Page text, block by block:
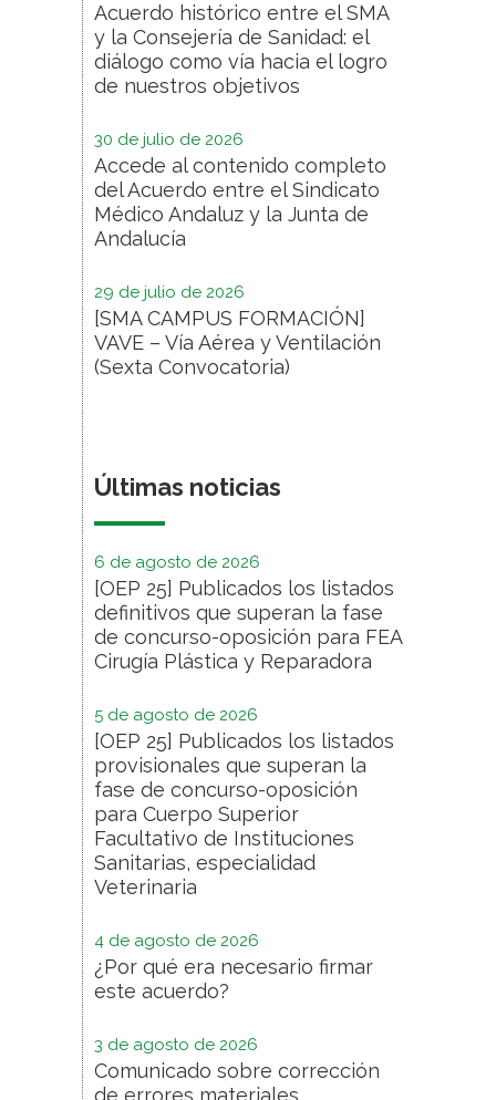
Acuerdo histórico entre el SMA
y la Consejería de Sanidad: el
diálogo como vía hacia el logro
de nuestros objetivos
30 de julio de 2026
Accede al contenido completo
del Acuerdo entre el Sindicato
Médico Andaluz y la Junta de
Andalucía
29 de julio de 2026
[SMA CAMPUS FORMACIÓN]
VAVE – Vía Aérea y Ventilación
(Sexta Convocatoria)
Últimas noticias
6 de agosto de 2026
[OEP 25] Publicados los listados
definitivos que superan la fase
de concurso-oposición para FEA
Cirugía Plástica y Reparadora
5 de agosto de 2026
[OEP 25] Publicados los listados
provisionales que superan la
fase de concurso-oposición
para Cuerpo Superior
Facultativo de Instituciones
Sanitarias, especialidad
Veterinaria
4 de agosto de 2026
¿Por qué era necesario firmar
este acuerdo?
3 de agosto de 2026
Comunicado sobre corrección